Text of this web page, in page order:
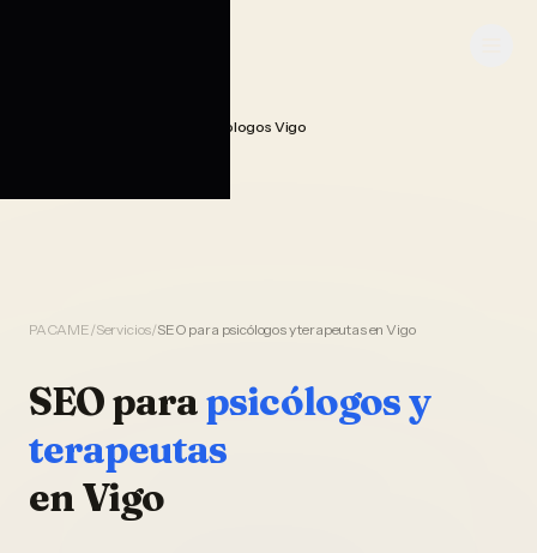
Seo Posicionamiento Psicologos Vigo
PACAME/Servicios/SEO para psicólogos y terapeutas en Vigo
SEOparapsicólogos y
terapeutas
enVigo